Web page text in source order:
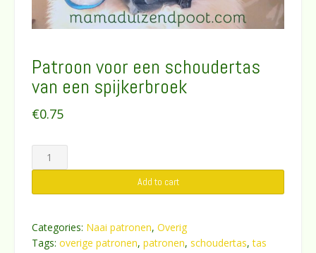
Patroon voor een schoudertas
van een spijkerbroek
€0.75
Patroon
voor
schoudertas
een
spijkerbroek
Add to cart
Categories: Naai patronen, Overig
Tags: overige patronen, patronen, schoudertas,tas